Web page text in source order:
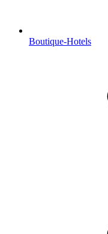
Boutique-Hotels